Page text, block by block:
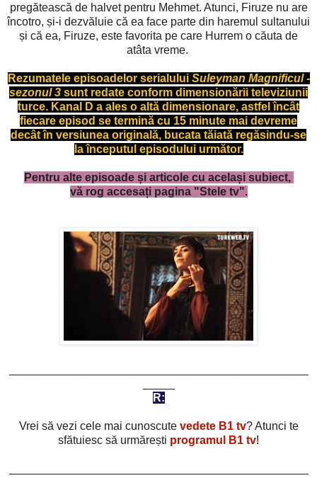
pregătească de halvet pentru Mehmet. Atunci, Firuze nu are
încotro, și-i dezvăluie că ea face parte din haremul sultanului
și că ea, Firuze, este favorita pe care Hurrem o căuta de
atâta vreme.
Rezumatele episoadelor serialului Suleyman Magnificul -
sezonul 3 sunt redate conform dimensionării televiziunii
turce. Kanal D a ales o altă dimensionare, astfel încât
fiecare episod se termină cu 15 minute mai devreme
decât în versiunea originală, bucata tăiată regăsindu-se
la începutul episodului următor.
Pentru alte episoade și articole cu același subiect,
vă rog accesați pagina "Stele tv".
R:
Vrei să vezi cele mai cunoscute vedete B1 tv? Atunci te
sfătuiesc să urmărești programul B1 tv!